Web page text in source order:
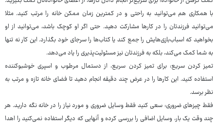
با همکاری هم می‌توانید به راحتی و در کمترین زمان ممکن خانه را مرتب کنید. مثلا
می‌توانید فرزندتان را در کارها مشارکت دهید. حتی اگر او کوچک باشد، می‌توانید از او
بخواهید که اسباب‌بازی‌هایش را جمع کند یا کتاب‌ها را سرجای خود بگذارد. این کار نه تنها
به شما کمک می‌کند، بلکه به فرزندتان نیز مسئولیت‌پذیری را یاد می‌دهد.
تمیز کردن سریع: برای تمیز کردن سریع، از دستمال مرطوب و اسپری خوشبوکننده
استفاده کنید. این کارها را در عرض چند دقیقه انجام دهید تا فضای خانه تازه و مرتب به
نظر برسد.
فقط چیزهای ضروری: سعی کنید فقط وسایل ضروری و مورد نیاز را در خانه نگه دارید. هر
چند وقت یک بار، وسایل اضافی را بررسی کرده و آنهایی که دیگر استفاده نمی‌کنید را اهدا